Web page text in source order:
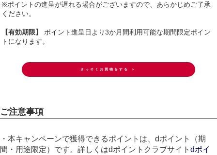
※ポイントの進呈が遅れる場合がございますので、あらかじめご了承
ください。
【有効期限】 ポイント進呈日より3か月間利用可能な期間限定ポイン
トになります。
さっそくお買物をする ＞
ご注意事項
・本キャンペーンで獲得できるポイントは、dポイント（期
間・用途限定）です。詳しくはdポイントクラブサイト dポイ